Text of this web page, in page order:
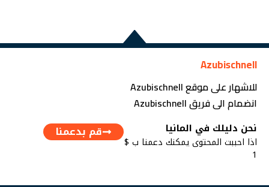
Azubischnell
للاشهار على موقع Azubischnell
انضمام الى فريق Azubischnell
نحن دليلك في المانيا
اذا احببت المحتوى يمكنك دعمنا ب $
1
قم بدعمنا